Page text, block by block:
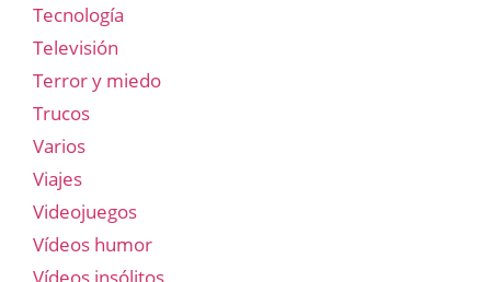
Tecnología
Televisión
Terror y miedo
Trucos
Varios
Viajes
Videojuegos
Vídeos humor
Vídeos insólitos